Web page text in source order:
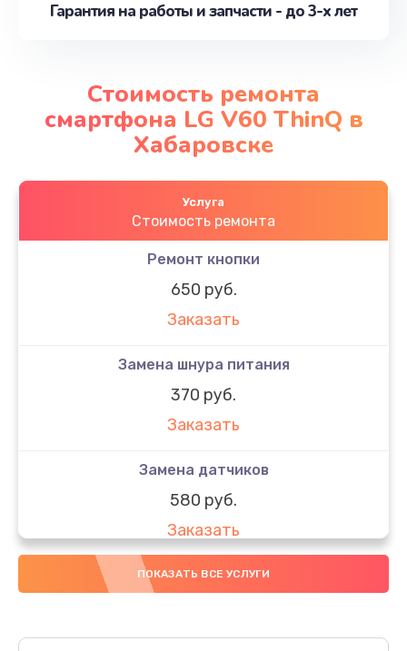
Гарантия на работы и запчасти - до 3-х лет
Стоимость ремонта
смартфона LG V60 ThinQ в
Хабаровске
Услуга
Стоимость ремонта
Ремонт кнопки
650 руб.
Заказать
Замена шнура питания
370 руб.
Заказать
Замена датчиков
580 руб.
Заказать
Комплексная чистка
Заказать
ПОКАЗАТЬ ВСЕ УСЛУГИ